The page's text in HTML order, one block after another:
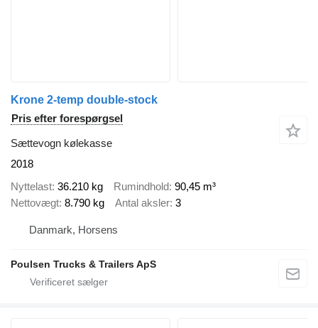
Krone 2-temp double-stock
Pris efter forespørgsel
Sættevogn kølekasse
2018
Nyttelast 36.210 kg Rumindhold 90,45 m³
Nettovægt 8.790 kg Antal aksler 3
Danmark, Horsens
Poulsen Trucks & Trailers ApS